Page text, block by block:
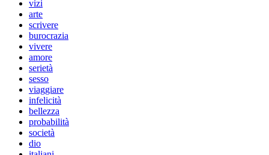
vizi
arte
scrivere
burocrazia
vivere
amore
serietà
sesso
viaggiare
infelicità
bellezza
probabilità
società
dio